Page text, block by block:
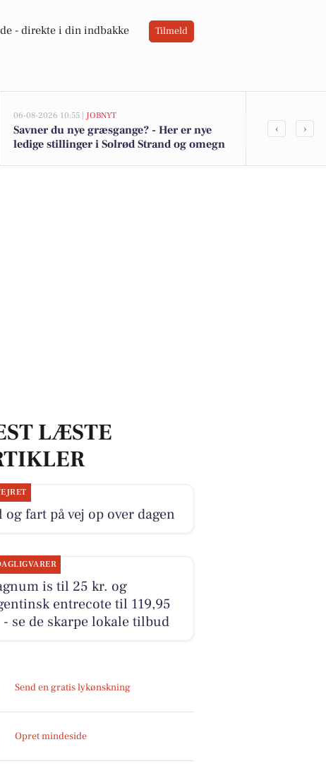
- direkte i din indbakke Tilmeld
06-08-2026 10:55 | JOBNYT
Savner du nye græsgange? - Her er nye
ledige stillinger i Solrød Strand og omegn
Top 6 over
‹ ›
LÆSTE
og fart på vej op over dagen
is til 25 kr. og
entrecote til 119,95
se de skarpe lokale tilbud
Send en gratis lykønskning
Opret mindeside